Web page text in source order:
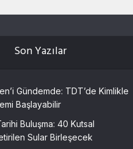
Son Yazılar
Gündemde: TDT’de Kimlikle
Başlayabilir
Buluşma: 40 Kutsal
Sular Birleşecek